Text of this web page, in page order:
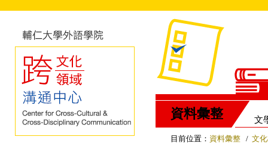
資料彙整 文
目前位置： 資料彙整 / 文